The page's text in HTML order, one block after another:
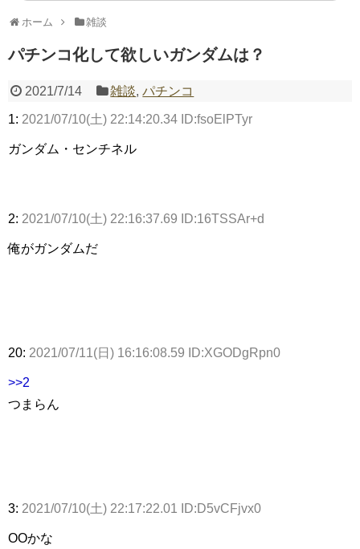
無職のパチンコカス(22)なんやが、ワイの人生どれくら
AngelBeats!とかいうクソアニメの思い出ｗｗｗ
ホーム 雑談
パチンコ化して欲しいガンダムは？
2021/7/14 雑談,パチンコ
1: 2021/07/10(土) 22:14:20.34 ID:fsoElPTyr
ガンダム・センチネル
2: 2021/07/10(土) 22:16:37.69 ID:16TSSAr+d
俺がガンダムだ
20: 2021/07/11(日) 16:16:08.59 ID:XGODgRpn0
>>2
つまらん
3: 2021/07/10(土) 22:17:22.01 ID:D5vCFjvx0
OOかな